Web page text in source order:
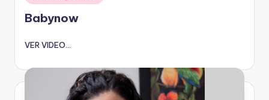
en
Babynow
VER VIDEO...